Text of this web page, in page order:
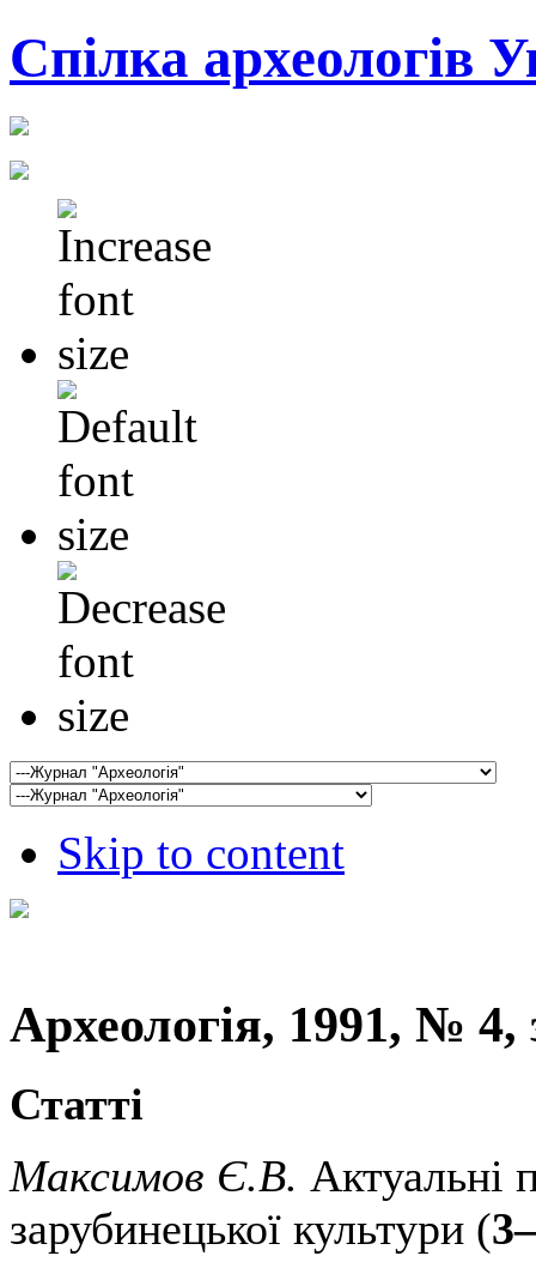
Cпілка археологів
Skip to content
Археологія, 1991, № 4,
Статті
Максимов Є.В. Актуальні
зарубинецької культури (